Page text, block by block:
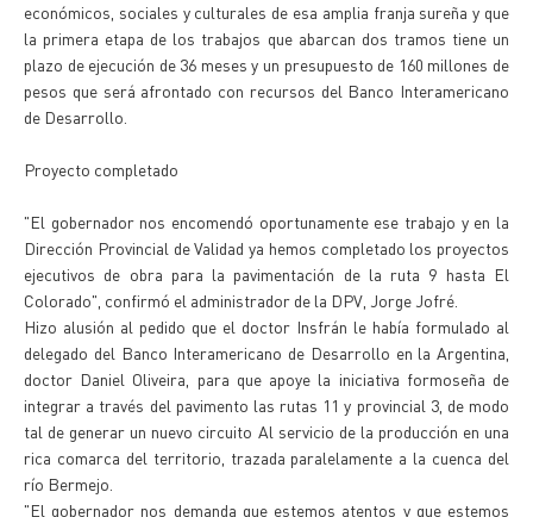
económicos, sociales y culturales de esa amplia franja sureña y que
la primera etapa de los trabajos que abarcan dos tramos tiene un
plazo de ejecución de 36 meses y un presupuesto de 160 millones de
pesos que será afrontado con recursos del Banco Interamericano
de Desarrollo.
Proyecto completado
"El gobernador nos encomendó oportunamente ese trabajo y en la
Dirección Provincial de Validad ya hemos completado los proyectos
ejecutivos de obra para la pavimentación de la ruta 9 hasta El
Colorado", confirmó el administrador de la DPV, Jorge Jofré.
Hizo alusión al pedido que el doctor Insfrán le había formulado al
delegado del Banco Interamericano de Desarrollo en la Argentina,
doctor Daniel Oliveira, para que apoye la iniciativa formoseña de
integrar a través del pavimento las rutas 11 y provincial 3, de modo
tal de generar un nuevo circuito Al servicio de la producción en una
rica comarca del territorio, trazada paralelamente a la cuenca del
río Bermejo.
"El gobernador nos demanda que estemos atentos y que estemos